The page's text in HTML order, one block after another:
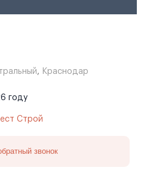
, Краснодар
году
Строй
звонок